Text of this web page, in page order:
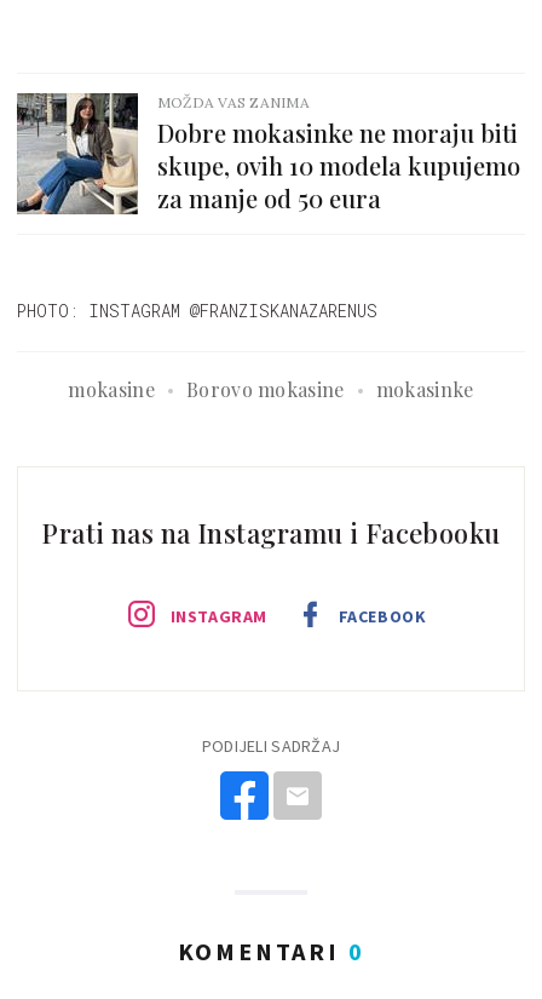
MOŽDA VAS ZANIMA
Dobre mokasinke ne moraju biti
skupe, ovih 10 modela kupujemo
za manje od 50 eura
PHOTO: INSTAGRAM @FRANZISKANAZARENUS
mokasine Borovo mokasine mokasinke
Prati nas na Instagramu i Facebooku
INSTAGRAM FACEBOOK
PODIJELI SADRŽAJ
KOMENTARI 0